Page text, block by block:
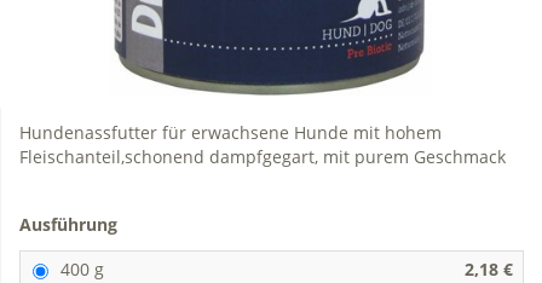
Hundenassfutter für erwachsene Hunde mit hohem
Fleischanteil,schonend dampfgegart, mit purem Geschmack
Ausführung
400 g
2,18 €